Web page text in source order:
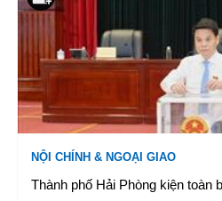
NỘI CHÍNH & NGOẠI GIAO
Thành phố Hải Phòng kiện toàn